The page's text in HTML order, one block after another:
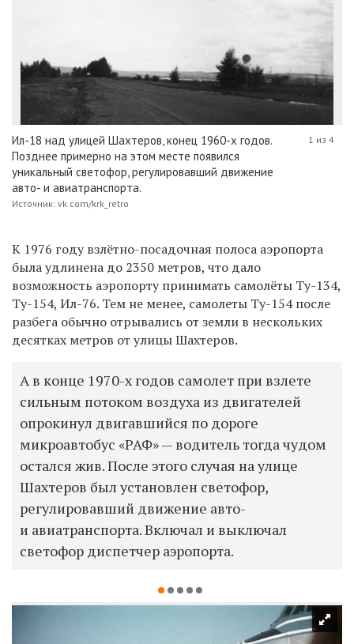
Ил-18 над улицей Шахтеров, конец 1960-х годов.
Позднее примерно на этом месте появился
уникальный светофор, регулировавший движение
авто- и авиатранспорта.
Источник: vk.com/krk_retro
1 из 4
К 1976 году взлётно-посадочная полоса аэропорта
была удлинена до 2350 метров, что дало
возможность аэропорту принимать самолёты Ту-134,
Ту-154, Ил-76. Тем не менее, самолеты Ту-154 после
разбега обычно отрывались от земли в нескольких
десятках метров от улицы Шахтеров.
А в конце 1970-х годов самолет при взлете
сильным потоком воздуха из двигателей
опрокинул двигавшийся по дороге
микроавтобус «РАФ» — водитель тогда чудом
остался жив. После этого случая на улице
Шахтеров был установлен светофор,
регулировавший движение авто-
и авиатранспорта. Включал и выключал
светофор диспетчер аэропорта.